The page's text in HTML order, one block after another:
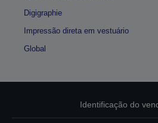
Digigraphie
Impressão direta em vestuário
Global
Identificação do